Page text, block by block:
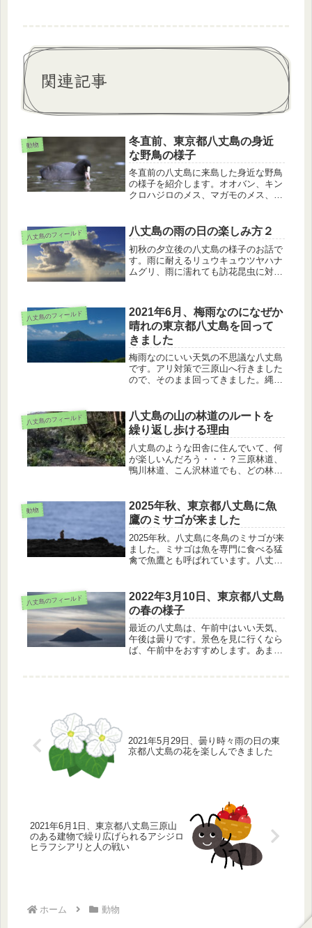
関連記事
動物
冬直前、東京都八丈島の身近
な野鳥の様子
冬直前の八丈島に来島した身近な野鳥
の様子を紹介します。オオバン、キン
クロハジロのメス、マガモのメス、タ
など自然な姿を見せてくれました。
八丈島のフィールド 八丈島の雨の日の楽しみ方２
初秋の夕立後の八丈島の様子のお話で
す。雨に耐えるリュウキュウツヤハナ
ムグリ、雨に濡れても訪花昆虫に対す
介します。
八丈島のフィールド
2021年6月、梅雨なのになぜか
晴れの東京都八丈島を回って
きました
梅雨なのにいい天気の不思議な八丈島
です。アリ対策で三原山へ行きました
ので、そのまま回ってきました。縄張
度の高いところにはヌメリツバタケが
ありました。その様子を紹介します。
八丈島のフィールド
八丈島の山の林道のルートを
繰り返し歩ける理由
八丈島のような田舎に住んでいて、何
が楽しいんだろう・・・？三原林道、
鴨川林道、こん沢林道でも、どの林道
ます。おそらく、それは、ネットや雑
誌の文字から得られた情報を確認した
の...
動物
2025年秋、東京都八丈島に魚
鷹のミサゴが来ました
2025年秋。八丈島に冬鳥のミサゴが来
ました。ミサゴは魚を専門に食べる猛
禽で魚鷹とも呼ばれています。八丈島
八丈島のフィールド
2022年3月10日、東京都八丈島
の春の様子
最近の八丈島は、午前中はいい天気、
午後は曇りです。景色を見に行くなら
ば、午前中をおすすめします。あまの
2021年5月29日、曇り時々雨の日の東
京都八丈島の花を楽しんできました
2021年6月1日、東京都八丈島三原山
のある建物で繰り広げられるアシジロ
ヒラフシアリと人の戦い
ホーム 動物